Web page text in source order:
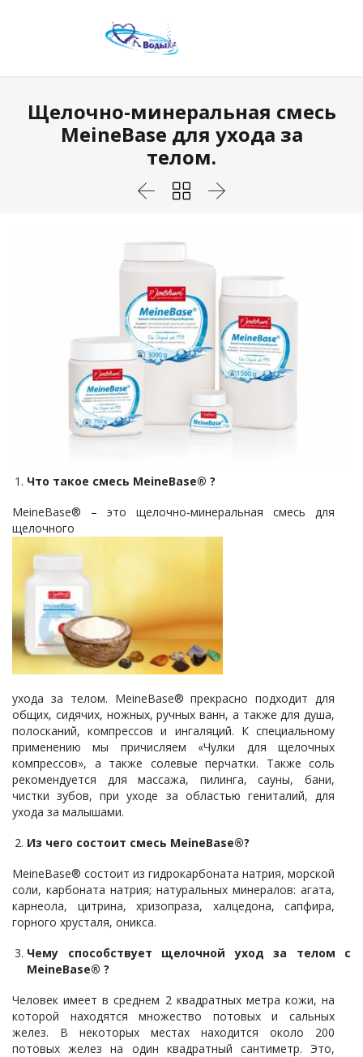
Щелочно-минеральная смесь
MeineBase для ухода за
телом.
  
Что такое смесь MeineBase® ?
MeineBase® – это щелочно-минеральная смесь для
щелочного
ухода за телом. MeineBase® прекрасно подходит для
общих, сидячих, ножных, ручных ванн, а также для душа,
полосканий, компрессов и ингаляций. К специальному
применению мы причисляем «Чулки для щелочных
компрессов», а также солевые перчатки. Также соль
рекомендуется для массажа, пилинга, сауны, бани,
чистки зубов, при уходе за областью гениталий, для
ухода за малышами.
Из чего состоит смесь MeineBase®?
MeineBase® состоит из гидрокарбоната натрия, морской
соли, карбоната натрия; натуральных минералов: агата,
карнеола, цитрина, хризопраза, халцедона, сапфира,
горного хрусталя, оникса.
Чему способствует щелочной уход за телом с
MeineBase® ?
Человек имеет в среднем 2 квадратных метра кожи, на
которой находятся множество потовых и сальных
желез. В некоторых местах находится около 200
потовых желез на один квадратный сантиметр. Это,